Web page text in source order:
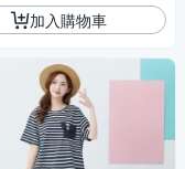
加入購物車